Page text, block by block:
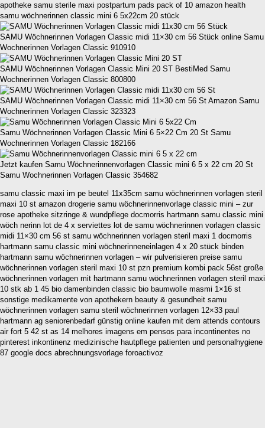
apotheke samu sterile maxi postpartum pads pack of 10 amazon health
samu wöchnerinnen classic mini 6 5x22cm 20 stück
SAMU Wöchnerinnen Vorlagen Classic midi 11×30 cm 56 Stück online Samu
Wochnerinnen Vorlagen Classic 910910
SAMU Wöchnerinnen Vorlagen Classic Mini 20 ST BestiMed Samu
Wochnerinnen Vorlagen Classic 800800
SAMU Wöchnerinnen Vorlagen Classic midi 11×30 cm 56 St Amazon Samu
Wochnerinnen Vorlagen Classic 323323
Samu Wöchnerinnen Vorlagen Classic Mini 6 5×22 Cm 20 St Samu
Wochnerinnen Vorlagen Classic 182166
Jetzt kaufen Samu Wöchnerinnenvorlagen Classic mini 6 5 x 22 cm 20 St
Samu Wochnerinnen Vorlagen Classic 354682
samu classic maxi im pe beutel 11x35cm samu wöchnerinnen vorlagen steril
maxi 10 st amazon drogerie samu wöchnerinnenvorlage classic mini – zur
rose apotheke sitzringe & wundpflege docmorris hartmann samu classic mini
wöch nerinn lot de 4 x serviettes lot de samu wöchnerinnen vorlagen classic
midi 11×30 cm 56 st samu wöchnerinnen vorlagen steril maxi 1 docmorris
hartmann samu classic mini wöchnerinneneinlagen 4 x 20 stück binden
hartmann samu wöchnerinnen vorlagen – wir pulverisieren preise samu
wöchnerinnen vorlagen steril maxi 10 st pzn premium kombi pack 56st große
wöchnerinnen vorlagen mit hartmann samu wöchnerinnen vorlagen steril maxi
10 stk ab 1 45 bio damenbinden classic bio baumwolle masmi 1×16 st
sonstige medikamente von apothekern beauty & gesundheit samu
wöchnerinnen vorlagen samu steril wöchnerinnen vorlagen 12×33 paul
hartmann ag seniorenbedarf günstig online kaufen mit dem attends contours
air fort 5 42 st as 14 melhores imagens em pensos para incontinentes no
pinterest inkontinenz medizinische hautpflege patienten und personalhygiene
87 google docs abrechnungsvorlage foroactivoz